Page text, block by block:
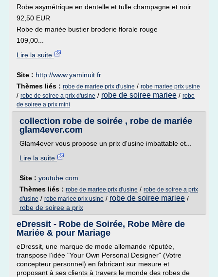
Robe asymétrique en dentelle et tulle champagne et noir
92,50 EUR
Robe de mariée bustier broderie florale rouge
109,00...
Lire la suite
Site : http://www.yaminuit.fr
Thèmes liés : robe de mariee prix d'usine / robe mariee prix usine
/ robe de soiree a prix d'usine / robe de soiree mariee / robe
de soiree a prix mini
collection robe de soirée , robe de mariée
glam4ever.com
Glam4ever vous propose un prix d'usine imbattable et...
Lire la suite
Site : youtube.com
Thèmes liés : robe de mariee prix d'usine / robe de soiree a prix
d'usine / robe mariee prix usine / robe de soiree mariee /
robe de soiree a prix
eDressit - Robe de Soirée, Robe Mère de
Mariée & pour Mariage
eDressit, une marque de mode allemande réputée,
transpose l'idée "Your Own Personal Designer" (Votre
concepteur personnel) en fabricant sur mesure et
proposant à ses clients à travers le monde des robes de